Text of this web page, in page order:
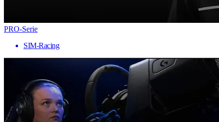
PRO-Serie
SIM-Racing